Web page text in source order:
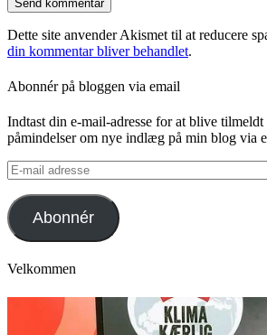
Dette site anvender Akismet til at reducere
din kommentar bliver behandlet.
Abonnér på bloggen via email
Indtast din e-mail-adresse for at blive tilmeldt
påmindelser om nye indlæg på min blog via
E-
mail
adresse
Abonnér
Velkommen